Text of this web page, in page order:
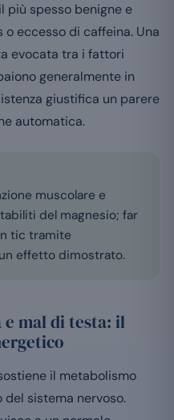
più spesso benigne e
eccesso di caffeina. Una
evocata tra i fattori
generalmente in
giustifica un parere
automatica.
muscolare e
del magnesio; far
tic tramite
effetto dimostrato.
mal di testa: il
il metabolismo
sistema nervoso.